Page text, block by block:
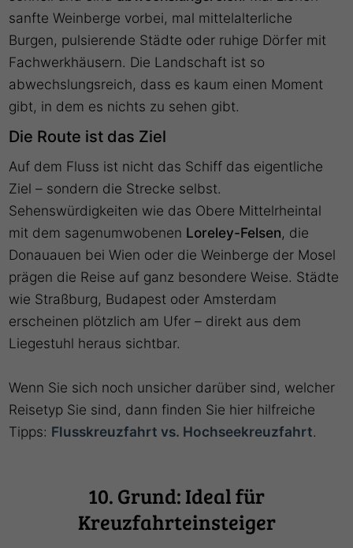
sanfte Weinberge vorbei, mal mittelalterliche
Burgen, pulsierende Städte oder ruhige Dörfer mit
Fachwerkhäusern. Die Landschaft ist so
abwechslungsreich, dass es kaum einen Moment
gibt, in dem es nichts zu sehen gibt.
Die Route ist das Ziel
Auf dem Fluss ist nicht das Schiff das eigentliche
Ziel – sondern die Strecke selbst.
Sehenswürdigkeiten wie das Obere Mittelrheintal
mit dem sagenumwobenen Loreley-Felsen, die
Donauauen bei Wien oder die Weinberge der Mosel
prägen die Reise auf ganz besondere Weise. Städte
wie Straßburg, Budapest oder Amsterdam
erscheinen plötzlich am Ufer – direkt aus dem
Liegestuhl heraus sichtbar.
Wenn Sie sich noch unsicher darüber sind, welcher
Reisetyp Sie sind, dann finden Sie hier hilfreiche
Tipps: Flusskreuzfahrt vs. Hochseekreuzfahrt.
10. Grund: Ideal für
Kreuzfahrteinsteiger